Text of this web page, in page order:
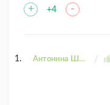
+ +4 -
Антонина Шахтаренко